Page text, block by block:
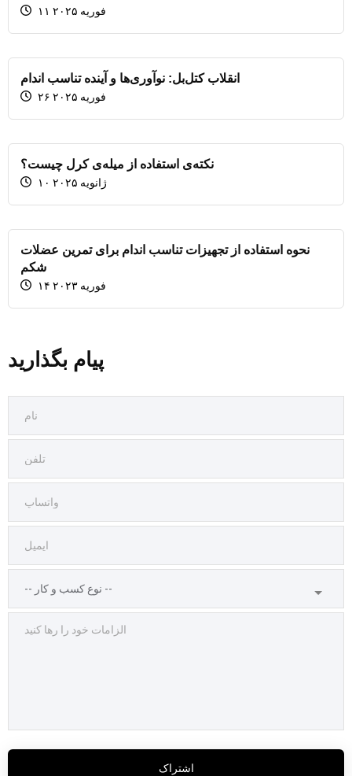
۱۱ فوریه ۲۰۲۵
انقلاب کتل‌بل: نوآوری‌ها و آینده تناسب اندام
۲۶ فوریه ۲۰۲۵
نکته‌ی استفاده از میله‌ی کرل چیست؟
۱۰ ژانویه ۲۰۲۵
نحوه استفاده از تجهیزات تناسب اندام برای تمرین عضلات
شکم
۱۴ فوریه ۲۰۲۳
پیام بگذارید
اشتراک